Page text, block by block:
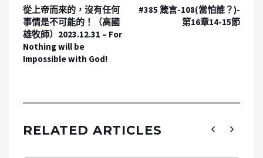
從上帝而來的，沒有任何
事情是不可能的！（高國
雄牧師）2023.12.31 – For
Nothing will be
Impossible with God!
#385 箴言-108(當怕誰？)-
第16章14-15節
RELATED ARTICLES